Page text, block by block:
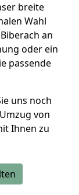
breite
Wahl
an
oder ein
passende
uns noch
von
Ihnen zu